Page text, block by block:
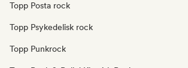
Topp Posta rock
Topp Psykedelisk rock
Topp Punkrock